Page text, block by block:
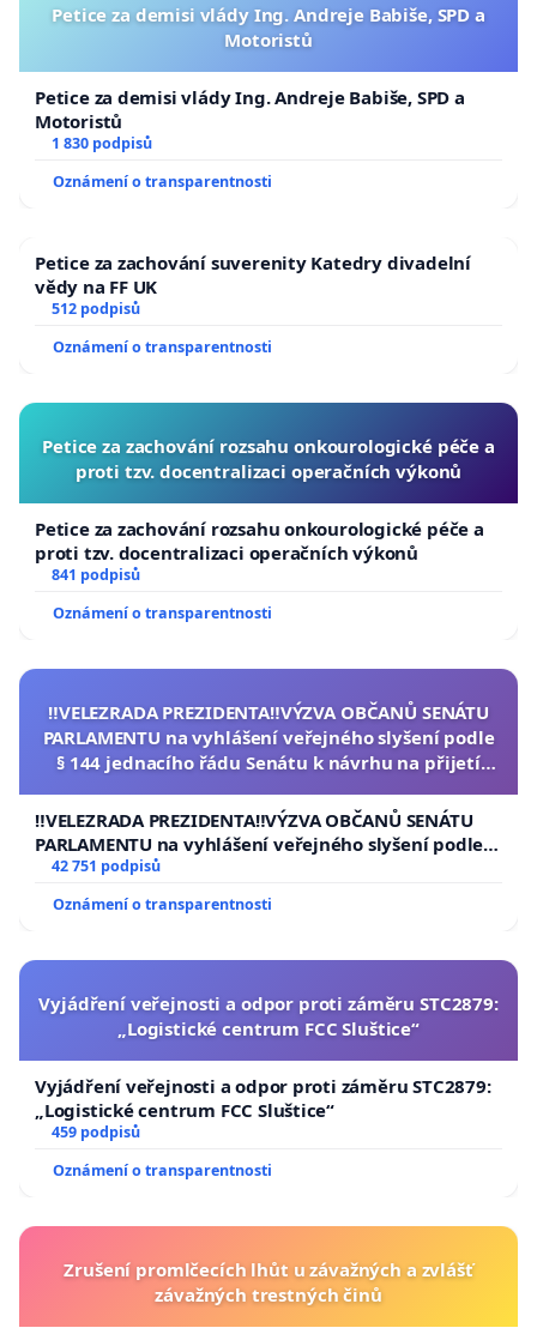
Petice za demisi vlády Ing. Andreje Babiše, SPD a
Motoristů
Petice za demisi vlády Ing. Andreje Babiše, SPD a
Motoristů
1 830 podpisů
Oznámení o transparentnosti
Petice za zachování suverenity Katedry divadelní
vědy na FF UK
512 podpisů
Oznámení o transparentnosti
Petice za zachování rozsahu onkourologické péče a
proti tzv. docentralizaci operačních výkonů
Petice za zachování rozsahu onkourologické péče a
proti tzv. docentralizaci operačních výkonů
841 podpisů
Oznámení o transparentnosti
‼️VELEZRADA PREZIDENTA‼️VÝZVA OBČANŮ SENÁTU
PARLAMENTU na vyhlášení veřejného slyšení podle
§ 144 jednacího řádu Senátu k návrhu na přijetí
republiky
‼️VELEZRADA PREZIDENTA‼️VÝZVA OBČANŮ SENÁTU
PARLAMENTU na vyhlášení veřejného slyšení podle §
144 jednacího řádu Senátu k návrhu na přijetí
usnesení k podání ústavní žaloby na prezidenta
republiky
42 751 podpisů
Oznámení o transparentnosti
Vyjádření veřejnosti a odpor proti záměru STC2879:
„Logistické centrum FCC Sluštice“
Vyjádření veřejnosti a odpor proti záměru STC2879:
„Logistické centrum FCC Sluštice“
459 podpisů
Oznámení o transparentnosti
Zrušení promlčecích lhůt u závažných a zvlášť
závažných trestných činů